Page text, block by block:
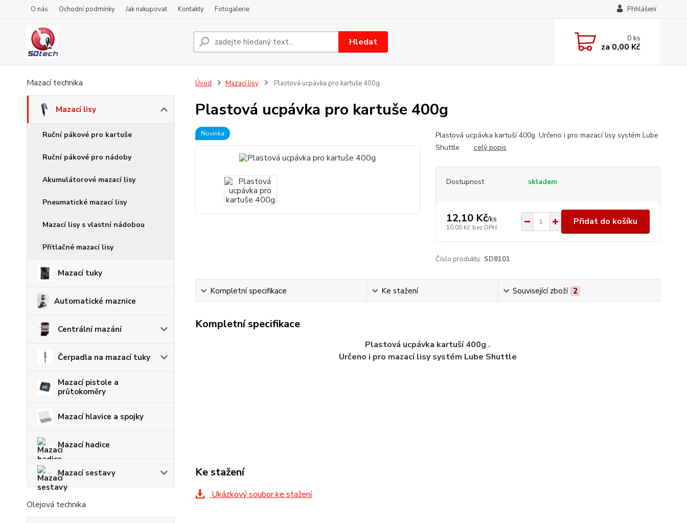
O nás Ochodní podmínky Jak nakupovat Kontakty Fotogalerie Přihlášení
Hledat 0ks
za 0,00 Kč
Mazací technika
Mazací lisy
Ruční pákové pro kartuše
Ruční pákové pro nádoby
Akumulátorové mazací lisy
Pneumatické mazací lisy
Mazací lisy s vlastní nádobou
Přítlačné mazací lisy
Mazací tuky
Automatické maznice
Centrální mazání
Čerpadla na mazací tuky
Mazací pistole a
průtokoměry
Mazací hlavice a spojky
Mazací hadice
Mazací sestavy
Olejová technika
Úvod Mazací lisy Plastová ucpávka pro kartuše 400g
Plastová ucpávka pro kartuše 400g
Novinka
Plastová ucpávka kartuší 400g .Určeno i pro mazací lisy systém Lube
Shuttle celý popis
Dostupnost skladem
12,10 Kč/ks
10,00 Kč bez DPH
Přidat do košíku
Číslo produktu: SD8101
Kompletní specifikace Ke stažení Související zboží 2
Kompletní specifikace
Plastová ucpávka kartuší 400g .
Určeno i pro mazací lisy systém Lube Shuttle
Ke stažení
Ukázkový soubor ke stažení